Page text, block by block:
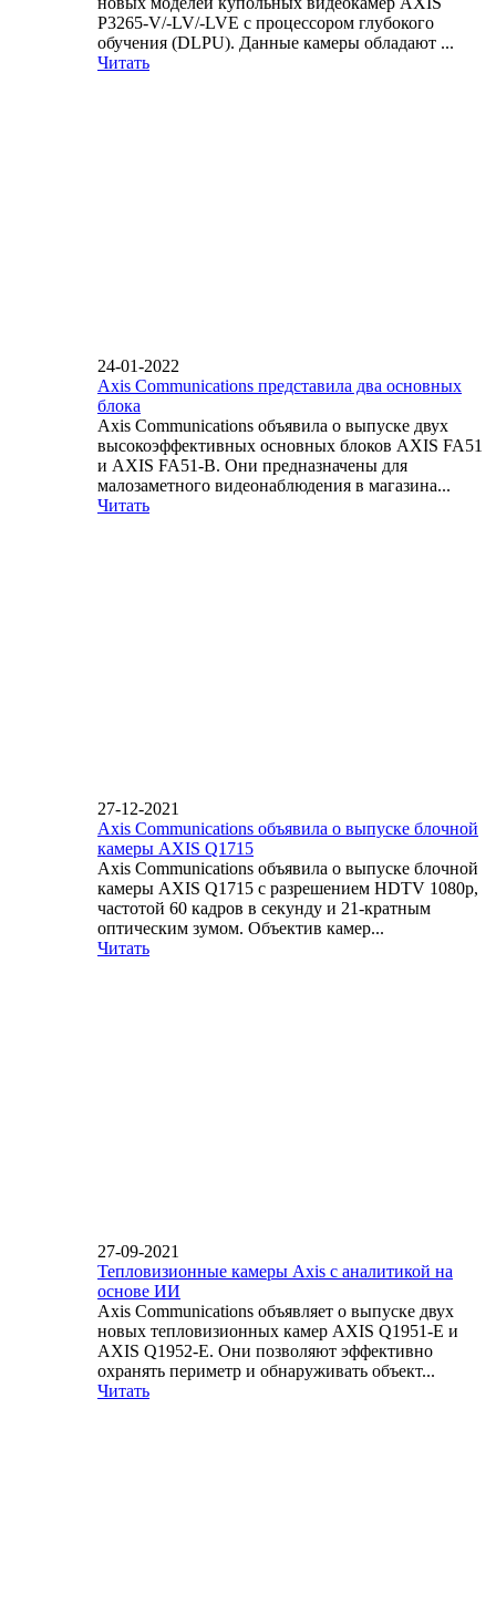
P3265-V/-LV/-LVE с процессором глубокого
обучения (DLPU). Данные камеры обладают ...
Читать
24-01-2022
Axis Communications представила два основных
блока
Axis Communications объявила о выпуске двух
высокоэффективных основных блоков AXIS FA51
и AXIS FA51-B. Они предназначены для
малозаметного видеонаблюдения в магазина...
Читать
27-12-2021
Axis Communications объявила о выпуске блочной
камеры AXIS Q1715
Axis Communications объявила о выпуске блочной
камеры AXIS Q1715 с разрешением HDTV 1080p,
частотой 60 кадров в секунду и 21-кратным
оптическим зумом. Объектив камер...
Читать
27-09-2021
Тепловизионные камеры Axis с аналитикой на
основе ИИ
Axis Communications объявляет о выпуске двух
новых тепловизионных камер AXIS Q1951-E и
AXIS Q1952-E. Они позволяют эффективно
охранять периметр и обнаруживать объект...
Читать